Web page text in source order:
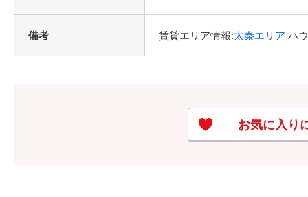
備考 賃貸エリア情報:太秦エリア ハ
お気に入り